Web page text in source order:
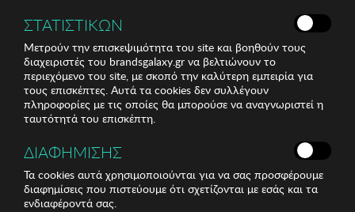
Share:
ΣΤΑΤΙΣΤΙΚΩΝ
Μετρούν την επισκεψιμότητα του site και βοηθούν τους
διαχειριστές του brandsgalaxy.gr να βελτιώνουν το
περιεχόμενο του site, με σκοπό την καλύτερη εμπειρία για
τους επισκέπτες. Αυτά τα cookies δεν συλλέγουν
πληροφορίες με τις οποίες θα μπορούσε να αναγνωριστεί η
ταυτότητά του επισκέπτη.
ΔΙΑΦΗΜΙΣΗΣ
Τα cookies αυτά χρησιμοποιούνται για να σας προσφέρουμε
διαφημίσεις που πιστεύουμε ότι σχετίζονται με εσάς και τα
ενδιαφέροντά σας.